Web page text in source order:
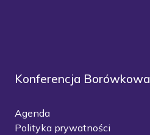
Konferencja Borówkowa
Agenda
Polityka prywatności